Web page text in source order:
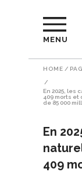
MENU
HOME /
/
En 2025,
409 morts
de 85 000
En
409